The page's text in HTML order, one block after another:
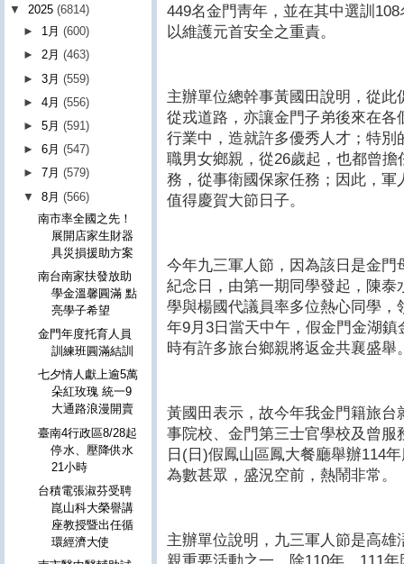
449名金門靑年，並在其中選訓
以維護元首安全之重責。
主辦單位總幹事黃國田說明，從
從戎道路，亦讓金門子弟後來在
行業中，造就許多優秀人才；特
職男女鄉親，從26歲起，也都曾
務，從事衛國保家任務；因此，
值得慶賀大節日子。
今年九三軍人節，因為該日是金
紀念日，由第一期同學發起，陳
學與楊國代議員率多位熱心同學
年9月3日當天中午，假金門金湖
時有許多旅台鄉親將返金共襄盛舉
黃國田表示，故今年我金門籍旅
事院校、金門第三士官學校及曾
日(日)假鳳山區鳳大餐廳舉辦114
為數甚眾，盛況空前，熱鬧非常。
主辦單位說明，九三軍人節是高
親重要活動之一，除110年、111
▼ 2025 (6814)
► 1月(600)
►2月(463)
►3月(559)
►4月(556)
►5月(591)
►6月(547)
►7月(579)
▼8月(566)
南市率全國之先！
展開店家生財器
具災損援助方案
南台南家扶發放助
學金溫馨圓滿 點
亮學子希望
金門年度托育人員
訓練班圓滿結訓
七夕情人獻上逾5萬
朵紅玫瑰 統一9
大通路浪漫開賣
臺南4行政區8/28起
停水、壓降供水
21小時
台積電張淑芬受聘
崑山科大榮譽講
座教授暨出任循
環經濟大使